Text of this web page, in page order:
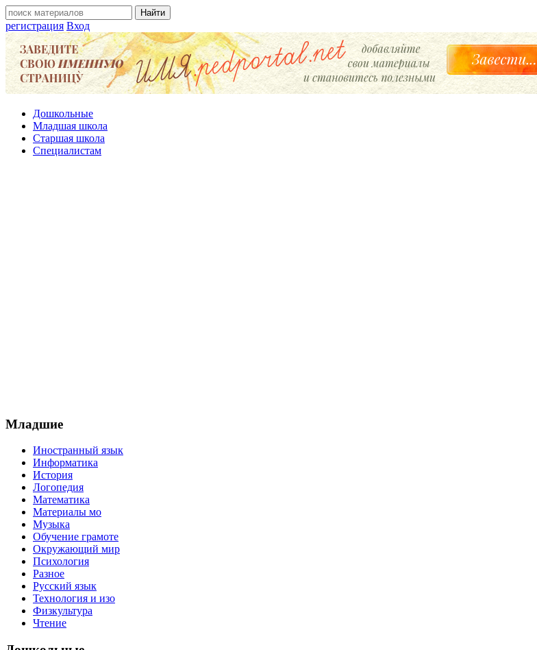
регистрация Вход
Дошкольные
Младшая школа
Старшая школа
Специалистам
Младшие
Иностранный язык
Информатика
История
Логопедия
Математика
Материалы мо
Музыка
Обучение грамоте
Окружающий мир
Психология
Разное
Русский язык
Технология и изо
Физкультура
Чтение